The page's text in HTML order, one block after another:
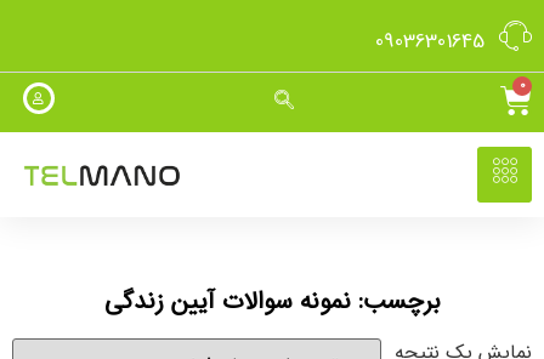
09036301645
0
برچسب: نمونه سوالات آیین زندگی
نمایش یک نتیجه